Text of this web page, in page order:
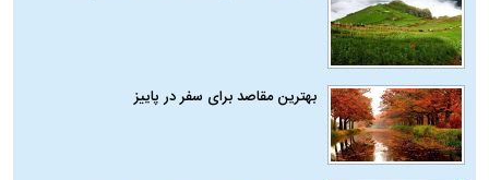
بهترین مقاصد برای سفر در پاییز